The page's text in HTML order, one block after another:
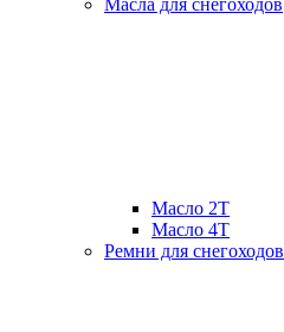
Масла для снегоходов
Масло 2Т
Масло 4Т
Ремни для снегоходов